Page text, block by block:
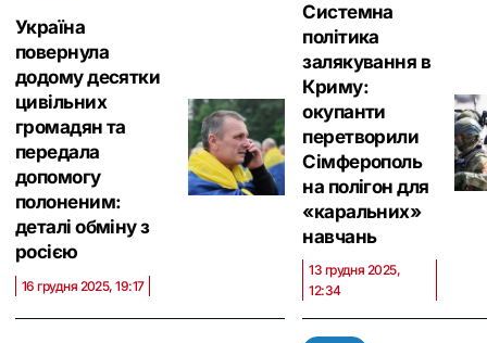
Україна
повернула
додому десятки
цивільних
громадян та
передала
допомогу
полоненим:
деталі обміну з
росією
16 грудня 2025, 19:17
Системна
політика
залякування в
Криму:
окупанти
перетворили
Сімферополь
на полігон для
«каральних»
навчань
13 грудня 2025,
12:34